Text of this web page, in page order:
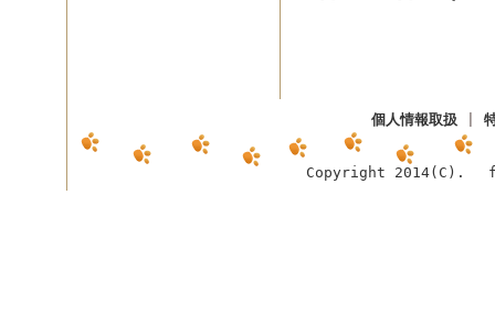
個人情報取扱
Copyright 2014(C).